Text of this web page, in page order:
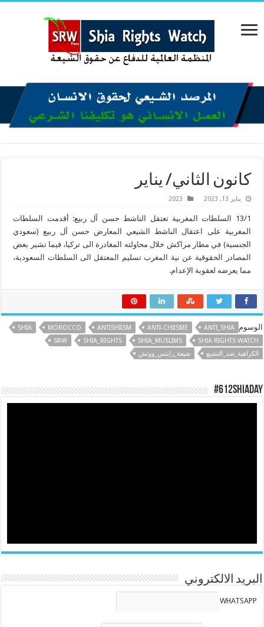
كانون الثاني/ يناير
يناير 13, 2023 2023
13/1 السلطات المغربية تعتقل الناشط حسن آل ربيع: أقدمت السلطات
المغربية على اعتقال الناشط الشيعي المعارض حسن آل ربيع (سعودي
الجنسية) في مطار مراكش خلال محاولته المغادرة الى تركيا، فيما تشير بعض
المصادر الحقوقية عن نية المغرب تسليم المعتقل الى السلطات السعودية،
مما يعرضه لعقوبة الإعدام.
الوسوم ANTI_SHIA
ANTI-CHIISME
ANTISHIISM
MOROCCO
SHIA
SHIA RIGHTS WATCH
SHIA_MUSLIMS
SHIA_RIGHTS
SRW
الكراهية_ضد_التشيع
شيعة_رايتس_ووتش
#612ShiaDay
البريد الالكتروني
WHATSAPP